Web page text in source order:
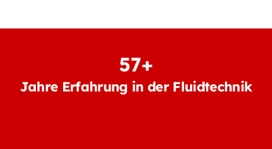
60+
Jahre Erfahrung in der Fluidtechnik